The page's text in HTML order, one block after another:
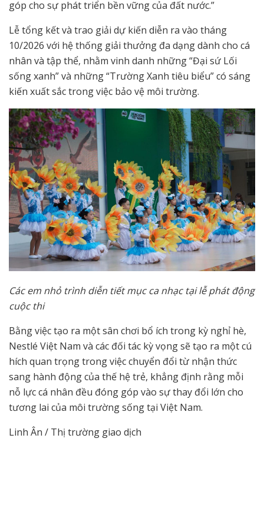
góp cho sự phát triển bền vững của đất nước.”
Lễ tổng kết và trao giải dự kiến diễn ra vào tháng
10/2026 với hệ thống giải thưởng đa dạng dành cho cá
nhân và tập thể, nhằm vinh danh những “Đại sứ Lối
sống xanh” và những “Trường Xanh tiêu biểu” có sáng
kiến xuất sắc trong việc bảo vệ môi trường.
Các em nhỏ trình diễn tiết mục ca nhạc tại lễ phát động
cuộc thi
Bằng việc tạo ra một sân chơi bổ ích trong kỳ nghỉ hè,
Nestlé Việt Nam và các đối tác kỳ vọng sẽ tạo ra một cú
hích quan trọng trong việc chuyển đổi từ nhận thức
sang hành động của thế hệ trẻ, khẳng định rằng mỗi
nỗ lực cá nhân đều đóng góp vào sự thay đổi lớn cho
tương lai của môi trường sống tại Việt Nam.
Linh Ân / Thị trường giao dịch